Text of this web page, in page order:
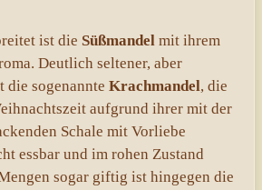
ist die Süßmandel mit ihrem
Deutlich seltener, aber
die sogenannte Krachmandel, die
aufgrund ihrer mit der
Schale mit Vorliebe
essbar und im rohen Zustand
sogar giftig ist hingegen die